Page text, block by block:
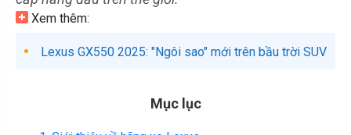
Xem thêm:
Lexus GX550 2025: "Ngôi sao" mới trên bầu trời SUV
Mục lục